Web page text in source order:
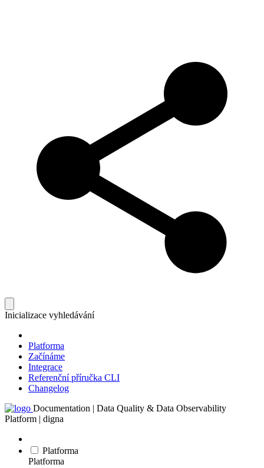
Inicializace vyhledávání
Platforma
Začínáme
Integrace
Referenční příručka CLI
Changelog
Documentation | Data Quality & Data Observability
Platform | digna
Platforma
Platforma